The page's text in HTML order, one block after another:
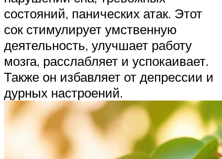
состояний, панических атак. Этот
сок стимулирует умственную
деятельность, улучшает работу
мозга, расслабляет и успокаивает.
Также он избавляет от депрессии и
дурных настроений.